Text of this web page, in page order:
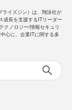
ライズジン）は、翔泳社が
成長を支援するITリーダー
クノロジー/情報セキュリ
心に、企業ITに関する多